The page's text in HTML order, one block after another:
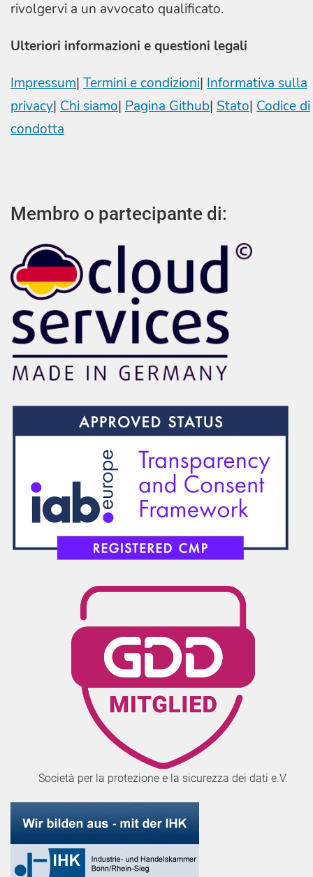
rivolgervi a un avvocato qualificato.
Ulteriori informazioni e questioni legali
Impressum| Termini e condizioni| Informativa sulla
privacy| Chi siamo| Pagina Github| Stato| Codice di
condotta
Membro o partecipante di:
Società per la protezione e la sicurezza dei dati e.V.